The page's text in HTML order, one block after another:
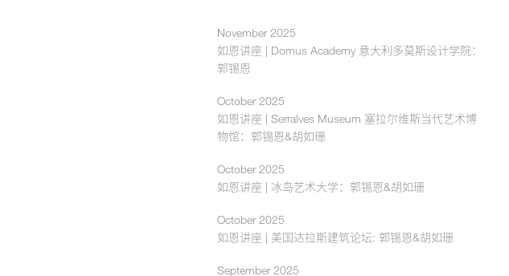
November 2025
如恩讲座 | Domus Academy 意大利多莫斯设计学院：
郭锡恩
October 2025
如恩讲座 | Serralves Museum 塞拉尔维斯当代艺术博
物馆：郭锡恩&胡如珊
October 2025
如恩讲座 | 冰岛艺术大学：郭锡恩&胡如珊
October 2025
如恩讲座 | 美国达拉斯建筑论坛: 郭锡恩&胡如珊
September 2025